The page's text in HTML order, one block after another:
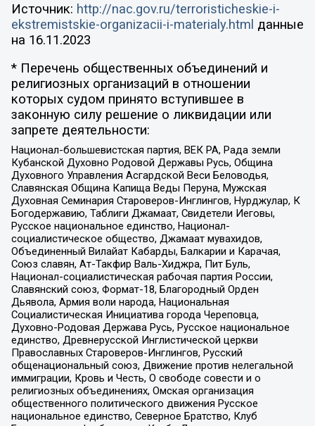
Источник: http://nac.gov.ru/terroristicheskie-i-
ekstremistskie-organizacii-i-materialy.html данные
на 16.11.2023
* Перечень общественных объединений и
религиозных организаций в отношении
которых судом принято вступившее в
законную силу решение о ликвидации или
запрете деятельности:
Национал-большевистская партия, ВЕК РА, Рада земли
Кубанской Духовно Родовой Державы Русь, Община
Духовного Управления Асгардской Веси Беловодья,
Славянская Община Капища Веды Перуна, Мужская
Духовная Семинария Староверов-Инглингов, Нурджулар, К
Богодержавию, Таблиги Джамаат, Свидетели Иеговы,
Русское национальное единство, Национал-
социалистическое общество, Джамаат мувахидов,
Объединенный Вилайат Кабарды, Балкарии и Карачая,
Союз славян, Ат-Такфир Валь-Хиджра, Пит Буль,
Национал-социалистическая рабочая партия России,
Славянский союз, Формат-18, Благородный Орден
Дьявола, Армия воли народа, Национальная
Социалистическая Инициатива города Череповца,
Духовно-Родовая Держава Русь, Русское национальное
единство, Древнерусской Инглистической церкви
Православных Староверов-Инглингов, Русский
общенациональный союз, Движение против нелегальной
иммиграции, Кровь и Честь, О свободе совести и о
религиозных объединениях, Омская организация
общественного политического движения Русское
национальное единство, Северное Братство, Клуб